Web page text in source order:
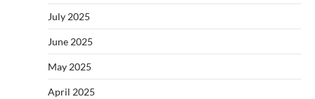
July 2025
June 2025
May 2025
April 2025